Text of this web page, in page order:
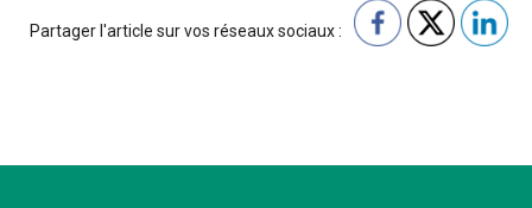
Partager l'article sur vos réseaux sociaux :